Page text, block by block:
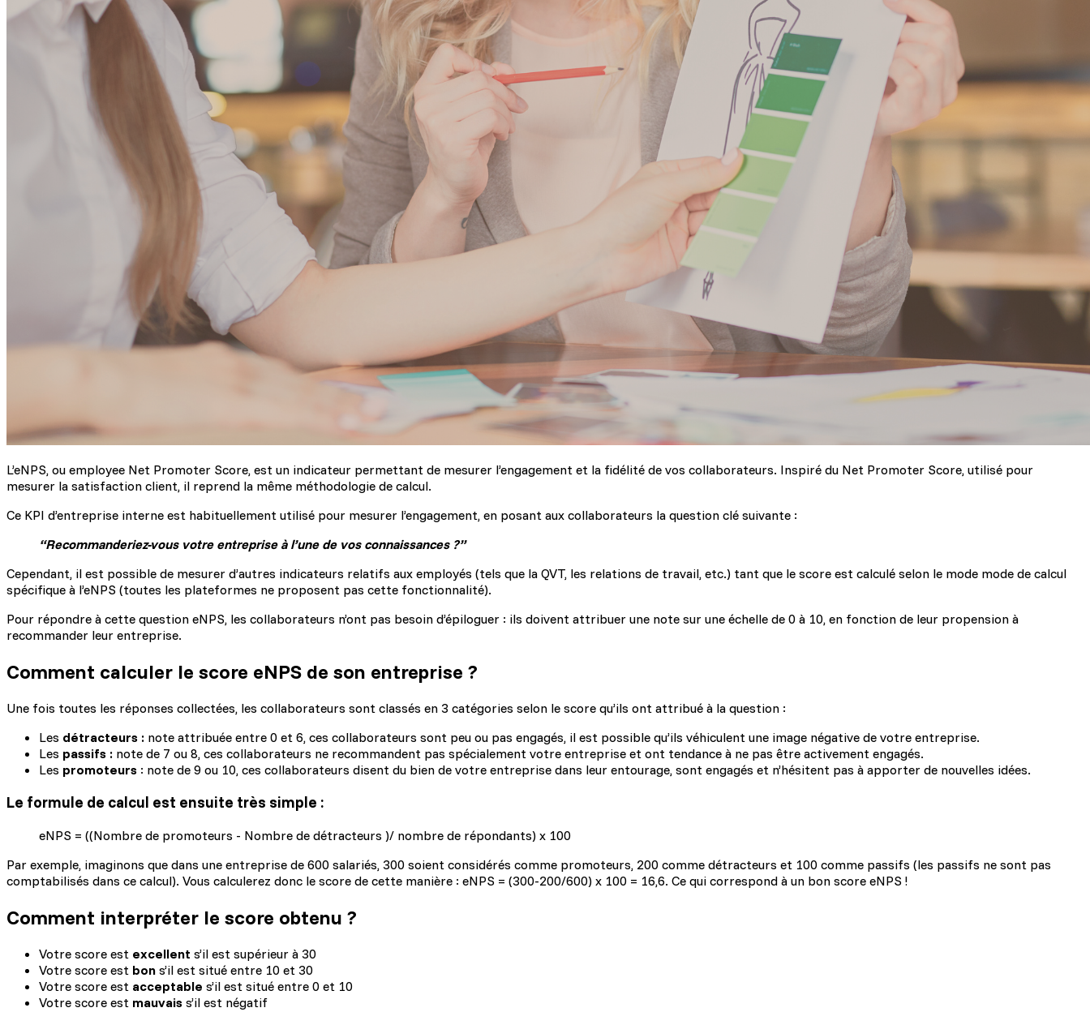
L’eNPS, ou employee Net Promoter Score, est un indicateur permettant de mesurer l’engagement et la fidélité de vos collaborateurs. Inspiré du Net Promoter Score, utilisé pour
mesurer la satisfaction client, il reprend la même méthodologie de calcul.
Ce KPI d’entreprise interne est habituellement utilisé pour mesurer l’engagement, en posant aux collaborateurs la question clé suivante :
“Recommanderiez-vous votre entreprise à l’une de vos connaissances ?”
Cependant, il est possible de mesurer d’autres indicateurs relatifs aux employés (tels que la QVT, les relations de travail, etc.) tant que le score est calculé selon le mode mode de calcul
spécifique à l’eNPS (toutes les plateformes ne proposent pas cette fonctionnalité).
Pour répondre à cette question eNPS, les collaborateurs n’ont pas besoin d’épiloguer : ils doivent attribuer une note sur une échelle de 0 à 10, en fonction de leur propension à
recommander leur entreprise.
Comment calculer le score eNPS de son entreprise ?
Une fois toutes les réponses collectées, les collaborateurs sont classés en 3 catégories selon le score qu’ils ont attribué à la question :
Les détracteurs : note attribuée entre 0 et 6, ces collaborateurs sont peu ou pas engagés, il est possible qu’ils véhiculent une image négative de votre entreprise.
Les passifs : note de 7 ou 8, ces collaborateurs ne recommandent pas spécialement votre entreprise et ont tendance à ne pas être activement engagés.
Les promoteurs : note de 9 ou 10, ces collaborateurs disent du bien de votre entreprise dans leur entourage, sont engagés et n’hésitent pas à apporter de nouvelles idées.
Le formule de calcul est ensuite très simple :
eNPS = ((Nombre de promoteurs - Nombre de détracteurs )/ nombre de répondants) x 100
Par exemple, imaginons que dans une entreprise de 600 salariés, 300 soient considérés comme promoteurs, 200 comme détracteurs et 100 comme passifs (les passifs ne sont pas
comptabilisés dans ce calcul). Vous calculerez donc le score de cette manière : eNPS = (300-200/600) x 100 = 16,6. Ce qui correspond à un bon score eNPS !
Comment interpréter le score obtenu ?
Votre score est excellent s’il est supérieur à 30
Votre score est bon s’il est situé entre 10 et 30
Votre score est acceptable s’il est situé entre 0 et 10
Votre score est mauvais s’il est négatif